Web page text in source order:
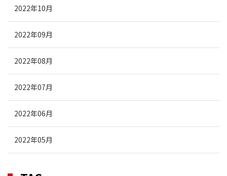
2022年10月
2022年09月
2022年08月
2022年07月
2022年06月
2022年05月